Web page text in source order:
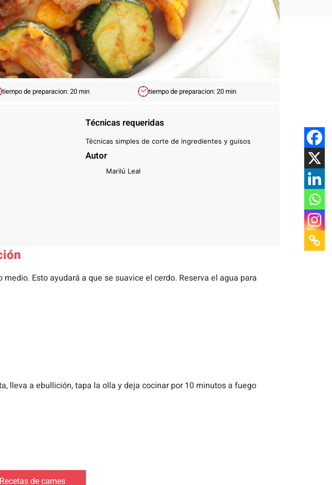
tiempo de preparacion: 20 min tiempo de preparacion: 20 min
Técnicas requeridas
Técnicas simples de corte de ingredientes y guisos
Autor
Marilú Leal
Esto ayudará a que se suavice el cerdo. Reserva el agua para
lleva a ebullición, tapa la olla y deja cocinar por 10 minutos a fuego
Recetas de carnes